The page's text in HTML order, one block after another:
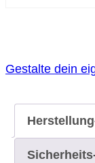
Gestalte dein